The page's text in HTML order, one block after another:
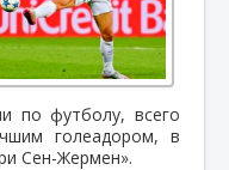
по футболу, всего
голеадором, в
Сен-Жермен».